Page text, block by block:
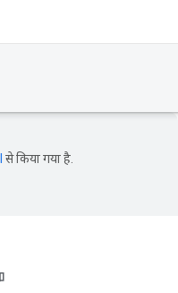
से किया गया है.